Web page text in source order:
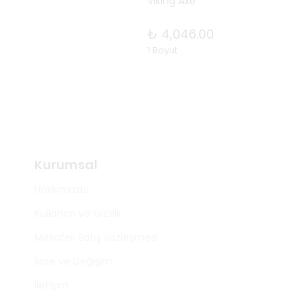
₺ 4,046.00
1 Boyut